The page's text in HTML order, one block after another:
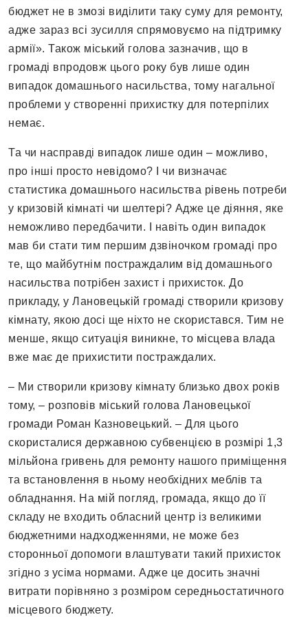
бюджет не в змозі виділити таку суму для ремонту,
адже зараз всі зусилля спрямовуємо на підтримку
армії». Також міський голова зазначив, що в
громаді впродовж цього року був лише один
випадок домашнього насильства, тому нагальної
проблеми у створенні прихистку для потерпілих
немає.
Та чи насправді випадок лише один – можливо,
про інші просто невідомо? І чи визначає
статистика домашнього насильства рівень потреби
у кризовій кімнаті чи шелтері? Адже це діяння, яке
неможливо передбачити. І навіть один випадок
мав би стати тим першим дзвіночком громаді про
те, що майбутнім постраждалим від домашнього
насильства потрібен захист і прихисток. До
прикладу, у Лановецькій громаді створили кризову
кімнату, якою досі ще ніхто не скористався. Тим не
менше, якщо ситуація виникне, то місцева влада
вже має де прихистити постраждалих.
– Ми створили кризову кімнату близько двох років
тому, – розповів міський голова Лановецької
громади Роман Казновецький. – Для цього
скористалися державною субвенцією в розмірі 1,3
мільйона гривень для ремонту нашого приміщення
та встановлення в ньому необхідних меблів та
обладнання. На мій погляд, громада, якщо до її
складу не входить обласний центр із великими
бюджетними надходженнями, не може без
сторонньої допомоги влаштувати такий прихисток
згідно з усіма нормами. Адже це досить значні
витрати порівняно з розміром середньостатичного
місцевого бюджету.